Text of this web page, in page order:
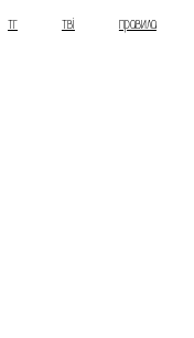
тг тві правила